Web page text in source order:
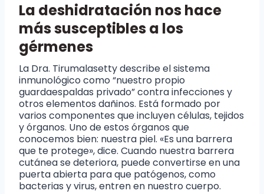
La deshidratación nos hace
más susceptibles a los
gérmenes
La Dra. Tirumalasetty describe el sistema
inmunológico como “nuestro propio
guardaespaldas privado” contra infecciones y
otros elementos dañinos. Está formado por
varios componentes que incluyen células, tejidos
y órganos. Uno de estos órganos que
conocemos bien: nuestra piel. «Es una barrera
que te protege», dice. Cuando nuestra barrera
cutánea se deteriora, puede convertirse en una
puerta abierta para que patógenos, como
bacterias y virus, entren en nuestro cuerpo.